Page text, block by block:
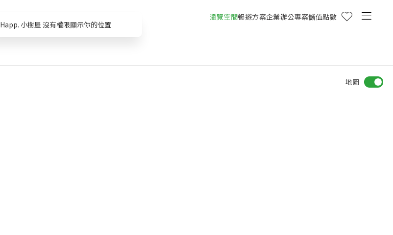
瀏覽空間暢遊方案企業辦公專案儲值點數
地圖
Happ. 小樹屋 沒有權限顯示你的位置